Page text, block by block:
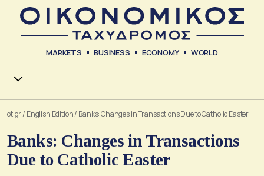
MARKETS BUSINESS ECONOMY WORLD
Χ.Α.
ot.gr/ English Edition/ Banks: Changes in Transactions Due to Catholic Easter
Banks: Changes in Transactions
Due to Catholic Easter